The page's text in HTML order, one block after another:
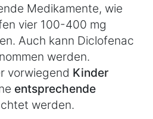
Medikamente, wie
vier 100-400 mg
Auch kann Diclofenac
werden.
vorwiegend Kinder
entsprechende
werden.